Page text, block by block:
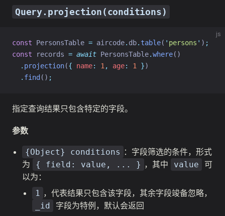
Query.projection(conditions)
js
const PersonsTable = aircode. db. table( ' persons ' ) ;
const records = await PersonsTable.where()
. projection({ name: 1 , age: 1 })
. find () ;
指定查询结果只包含特定的字段。
参数
{Object} conditions ：字段筛选的条件，形式
为
{ field: value, ... } ，其中 value
可
以为：
1 ，代表结果只包含该字段，其余字段竣备忽略，
_id 字段为特例，默认会返回